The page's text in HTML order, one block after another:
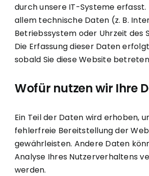
durch unsere IT-Systeme erfasst.
allem technische Daten (z. B.
Betriebssystem oder Uhrzeit des
Die Erfassung dieser Daten
sobald Sie diese Website
Wofür nutzen wir Ihre
Ein Teil der Daten wird erhoben,
fehlerfreie Bereitstellung der
gewährleisten. Andere Daten
Analyse Ihres Nutzerverhaltens
werden.